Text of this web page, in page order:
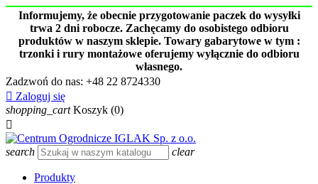
Informujemy, że obecnie przygotowanie paczek do wysyłki
trwa 2 dni robocze. Zachęcamy do osobistego odbioru
produktów w naszym sklepie. Towary gabarytowe w tym :
trzonki i rury montażowe oferujemy wyłącznie do odbioru
własnego.
Zadzwoń do nas: +48 22 8724330
 Zaloguj się
shopping_cart Koszyk (0)

search clear
Produkty